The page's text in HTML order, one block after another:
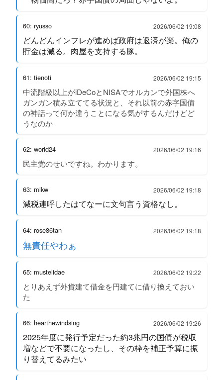
60: ryusso 2026/06/02 19:08
どんどんインフレが進めば政府は返済が楽。俺の
貯金は減る。肉屋を支持する豚。
61: tienoti 2026/06/02 19:15
中流階級以上がiDeCoとNISAでオルカンで外国株へ
ガンガン積み立ててる状況と、それ以前の赤字国債
の神話って何か違うことになる気がするんだけどど
うなのか
62: world24 2026/06/02 19:16
民主党のせいですね。わかります。
63: mlkw 2026/06/02 19:18
減税連呼したはてなーに文句言う資格なし。
64: rose86tan 2026/06/02 19:18
無責任やわぁ
65: mustelidae 2026/06/02 19:22
とりあえず外貨建て借金を円建てに借り換えておい
た
66: hearthewindsing 2026/06/02 19:26
2025年度に発行予定だった約3兆円の国債が税収
増などで不要になったし、その枠を補正予算に振
り替えてるみたい